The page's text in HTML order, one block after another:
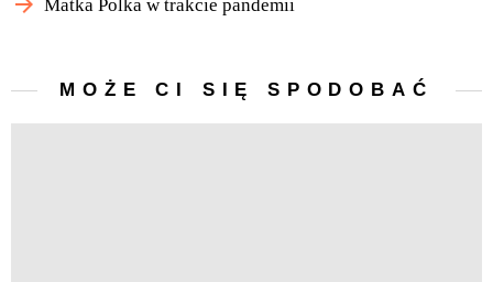
Matka Polka w trakcie pandemii
MOŻE CI SIĘ SPODOBAĆ